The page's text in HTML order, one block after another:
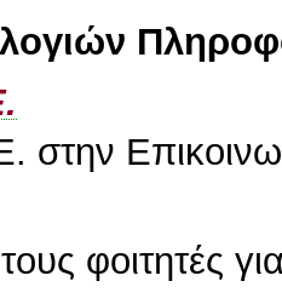
φοιτητές